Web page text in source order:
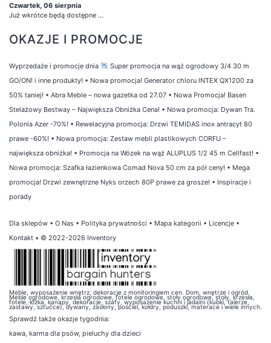
Czwartek, 06 sierpnia
Już wkrótce będą dostępne ...
OKAZJE I PROMOCJE
Wyprzedaże i promocje dnia
Super promocja na wąż ogrodowy 3/4 30 m
GO/ON! i inne produkty! • Nowa promocja! Generator chloru INTEX QX1200 za
50% taniej! • Abra Meble – nowa gazetka od 27.07 • Nowa Promocja! Basen
Stelażowy Bestway – Największa Obniżka Cena! • Nowa promocja: Dywan Tra.
Polonia Azer -70%! • Rewelacyjna promocja: Drzwi TEMIDAS inox antracyt 80
prawe -60%! • Nowa promocja: Zestaw mebli plastikowych CORFU –
największa obniżka! • Promocja na Wózek na wąż ALUPLUS 1/2 45 m Cellfast! •
Nowa promocja: Szafka łazienkowa Comad Nova 50 cm za pół ceny! • Mega
promocja! Drzwi zewnętrzne Nyks orzech 80P prawe za grosze! • Inspiracje i
porady
Dla sklepów • O Nas • Polityka prywatności • Mapa kategorii • Licencje •
Kontakt • © 2022-2026 Inventory
Meble, wyposażenie wnętrz, dekoracje z monitoringiem cen. Dom, wnętrze i ogród.
Meble ogrodowe, krzesła ogrodowe, fotele ogrodowe, stoły ogrodowe, stoły, krzesła,
fotele, łóżka, kanapy, dekoracje, szafy, wyposażenie kuchni i jadalni (kubki, talerze,
zastawy, sztućce), dywany, zasłony, pościel, kołdry, poduszki, materace i wiele innych.
Sprawdź także okazje tygodnia:
kawa, karma dla psów, pieluchy dla dzieci